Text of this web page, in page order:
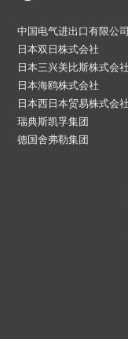
中国电气进出口有限公司
日本双日株式会社
日本三兴美比斯株式会社
日本海鸥株式会社
日本西日本贸易株式会社
瑞典斯凯孚集团
德国舍弗勒集团